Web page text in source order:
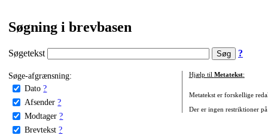
Søgning i brevbasen
Søgetekst ?
Søge-afgrænsning:
Dato ?
Afsender ?
Modtager ?
Brevtekst ?
Hjælp til Metatekst:
Metatekst er forskellige
Der er ingen restriktioner